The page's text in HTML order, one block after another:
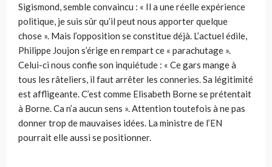
Sigismond, semble convaincu : « Il a une réelle expérience
politique, je suis sûr qu’il peut nous apporter quelque
chose ». Mais l’opposition se constitue déjà. L’actuel édile,
Philippe Joujon s’érige en rempart ce « parachutage ».
Celui-ci nous confie son inquiétude : « Ce gars mange à
tous les râteliers, il faut arrêter les conneries. Sa légitimité
est affligeante. C’est comme Elisabeth Borne se prétentait
à Borne. Ca n’a aucun sens ». Attention toutefois à ne pas
donner trop de mauvaises idées. La ministre de l’EN
pourrait elle aussi se positionner.